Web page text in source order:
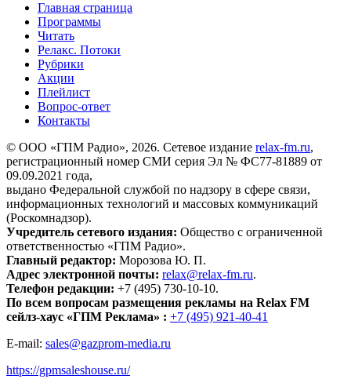
Главная страница
Программы
Читать
Релакс. Потоки
Рубрики
Акции
Плейлист
Вопрос-ответ
Контакты
© ООО «ГПМ Радио», 2026. Сетевое издание relax-fm.ru,
регистрационный номер СМИ серия Эл № ФС77-81889 от
09.09.2021 года,
выдано Федеральной службой по надзору в сфере связи,
информационных технологий и массовых коммуникаций
(Роскомнадзор).
Учредитель сетевого издания: Общество с ограниченной
ответственностью «ГПМ Радио».
Главный редактор: Морозова Ю. П.
Адрес электронной почты: relax@relax-fm.ru.
Телефон редакции: +7 (495) 730-10-10.
По всем вопросам размещения рекламы на Relax FM
сейлз-хаус «ГПМ Реклама» : +7 (495) 921-40-41
E-mail: sales@gazprom-media.ru
https://gpmsaleshouse.ru/